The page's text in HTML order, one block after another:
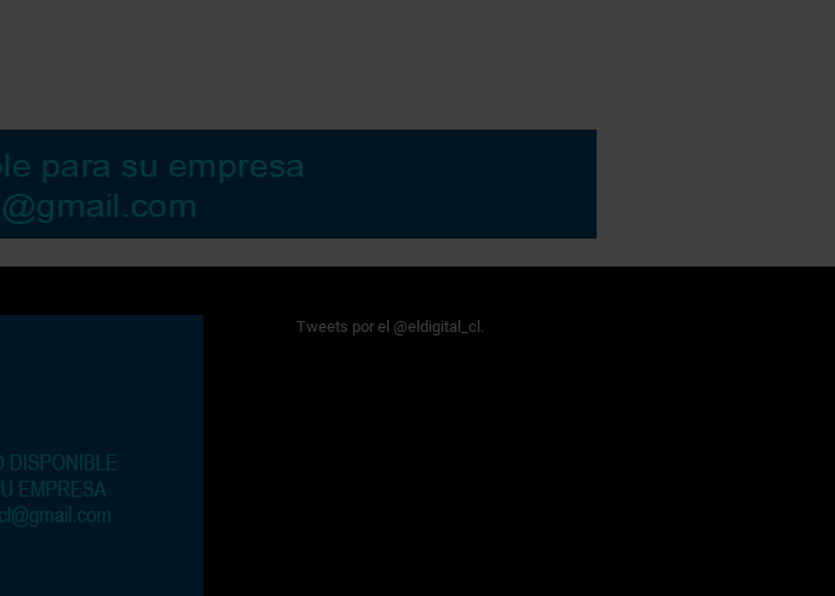
Tweets por el @eldigital_cl.